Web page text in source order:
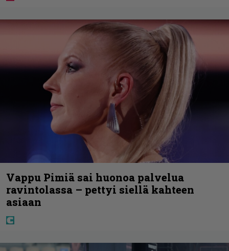
Vappu Pimiä sai huonoa palvelua
ravintolassa – pettyi siellä kahteen
asiaan